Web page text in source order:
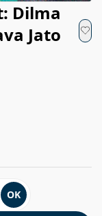
Dilma
Jato
OK